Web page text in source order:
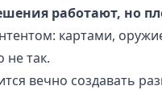
работают, но
картами,
не так.
вечно создавать